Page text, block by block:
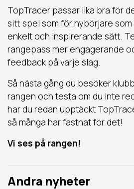
TopTracer passar lika bra för
sitt spel som för nybörjare
enkelt och inspirerande sätt.
rangepass mer engagerande
feedback på varje slag.
Så nästa gång du besöker
rangen och testa om du inte
har du redan upptäckt
så många har fastnat för det!
Vi ses på rangen!
Andra nyheter